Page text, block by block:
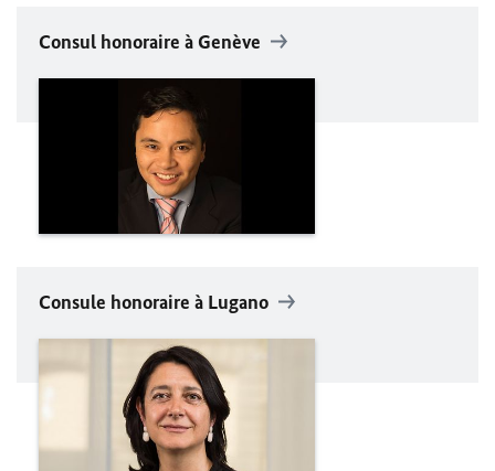
Consul honoraire à Genève
Consule honoraire à Lugano